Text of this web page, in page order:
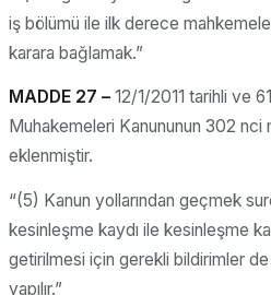
iş bölümü ile ilk derece mahkemeleri
karara bağlamak.”
MADDE 27 – 12/1/2011 tarihli ve
Muhakemeleri Kanununun 302 nci
eklenmiştir.
“(5) Kanun yollarından geçmek
kesinleşme kaydı ile kesinleşme
getirilmesi için gerekli bildirimler
yapılır.”